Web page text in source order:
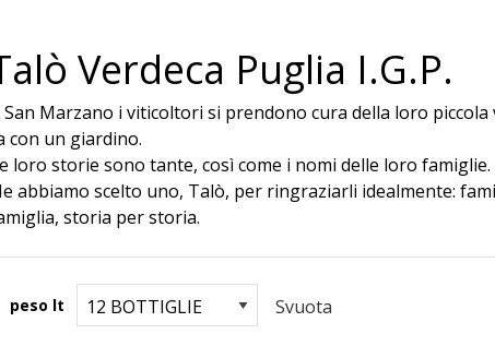
Verdeca Puglia I.G.P.
San Marzano i viticoltori si prendono cura della loro piccola
con un giardino.
loro storie sono tante, così come i nomi delle loro famiglie.
abbiamo scelto uno, Talò, per ringraziarli idealmente:
storia per storia.
peso lt Svuota